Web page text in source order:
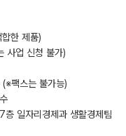
한 제품)
사업 신청 불가)
팩스는 불가능)
일자리경제과 생활경제팀